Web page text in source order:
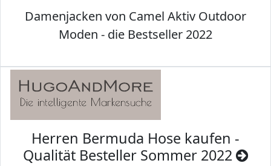
Damenjacken von Camel Aktiv Outdoor
Moden - die Bestseller 2022
Herren Bermuda Hose kaufen -
Qualität Besteller Sommer 2022